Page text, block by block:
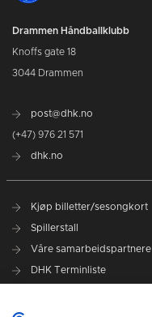
Drammen Håndballklubb
Knoffs gate 18
3044 Drammen
post@dhk.no
(+47) 976 21 571
dhk.no
Kjøp billetter/sesongkort
Spillerstall
Våre samarbeidspartnere
DHK Terminliste